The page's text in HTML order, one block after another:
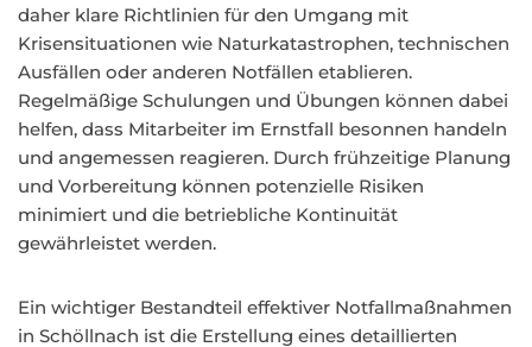
daher klare Richtlinien für den Umgang mit
Krisensituationen wie Naturkatastrophen, technischen
Ausfällen oder anderen Notfällen etablieren.
Regelmäßige Schulungen und Übungen können dabei
helfen, dass Mitarbeiter im Ernstfall besonnen handeln
und angemessen reagieren. Durch frühzeitige Planung
und Vorbereitung können potenzielle Risiken
minimiert und die betriebliche Kontinuität
gewährleistet werden.
Ein wichtiger Bestandteil effektiver Notfallmaßnahmen
in Schöllnach ist die Erstellung eines detaillierten